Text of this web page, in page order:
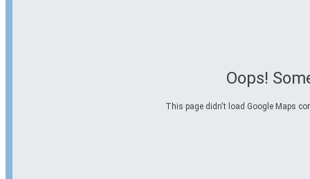
Oops!
This page didn't load Google Maps